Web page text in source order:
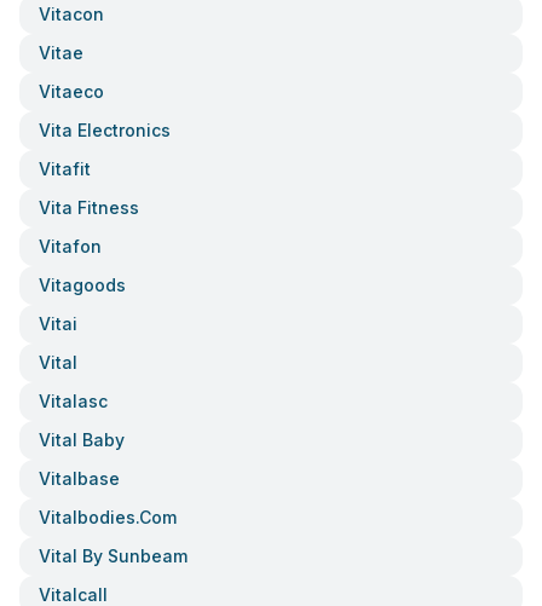
Vitacon
Vitae
Vitaeco
Vita Electronics
Vitafit
Vita Fitness
Vitafon
Vitagoods
Vitai
Vital
Vitalasc
Vital Baby
Vitalbase
Vitalbodies.com
Vital By Sunbeam
Vitalcall